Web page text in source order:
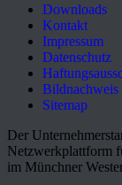
Downloads
Kontakt
Impressum
Datenschutz
Sitemap
Der
Netzwerkplattform
im Münchner